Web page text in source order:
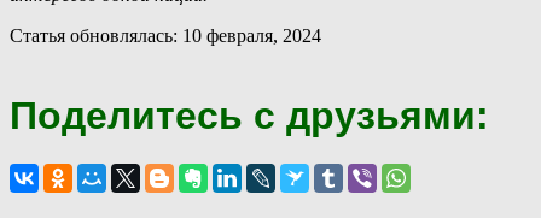
Статья обновлялась: 10 февраля, 2024
Поделитесь с друзьями: